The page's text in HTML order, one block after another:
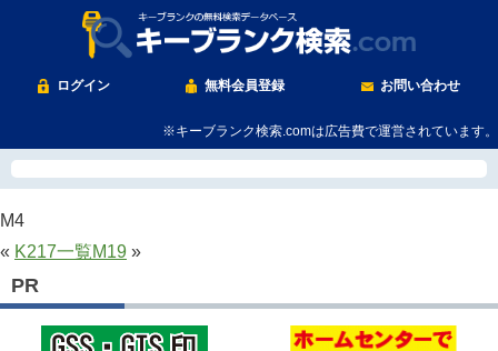
ログイン 無料会員登録 お問い合わせ
※キーブランク検索.comは広告費で運営されています。
M4
« K217一覧M19 »
PR